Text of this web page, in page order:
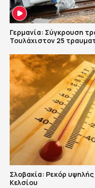
Γερμανία: Σύγκρουση
Τουλάχιστον 25
Σλοβακία: Ρεκόρ
Κελσίου